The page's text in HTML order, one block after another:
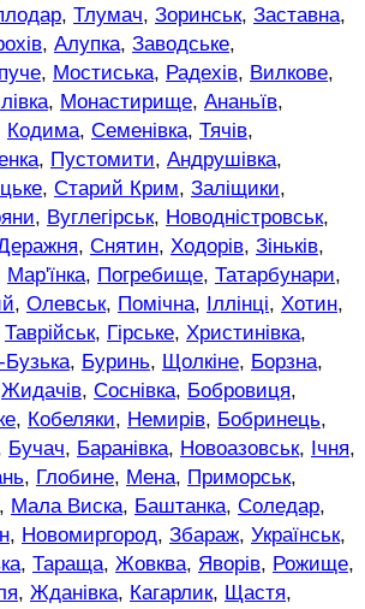
, Тлумач, Зоринськ, Заставна,
, Алупка, Заводське,
, Мостиська, Радехів, Вилкове,
, Монастирище, Ананьїв,
Кодима, Семенівка, Тячів,
, Пустомити, Андрушівка,
, Старий Крим, Заліщики,
, Вуглегірськ, Новодністровськ,
, Снятин, Ходорів, Зіньків,
Мар'їнка, Погребище, Татарбунари,
, Олевськ, Помічна, Іллінці, Хотин,
Таврійськ, Гірське, Христинівка,
Бузька, Буринь, Щолкіне, Борзна,
Жидачів, Соснівка, Бобровиця,
, Кобеляки, Немирів, Бобринець,
Бучач, Баранівка, Новоазовськ, Ічня,
, Глобине, Мена, Приморськ,
, Мала Виска, Баштанка, Соледар,
, Новомиргород, Збараж, Українськ,
, Тараща, Жовква, Яворів, Рожище,
, Жданівка, Кагарлик, Щастя,